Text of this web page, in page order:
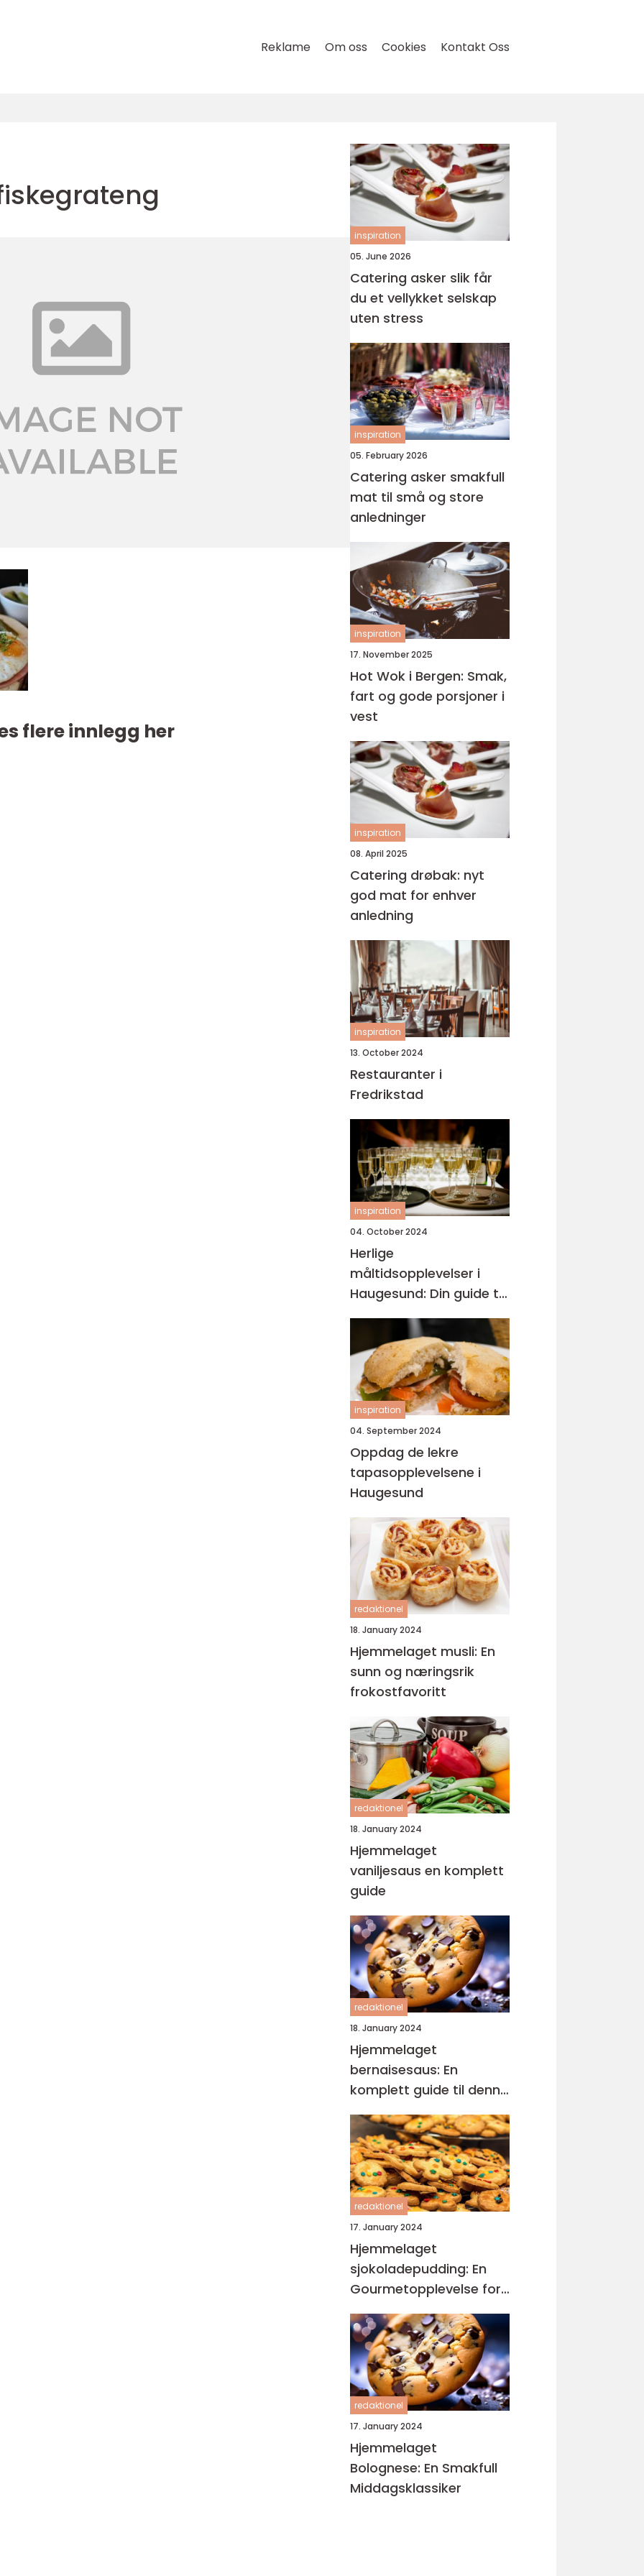
Reklame Om oss Cookies Kontakt Oss
flere innlegg her
inspiration
05. June 2026
Catering asker slik får
du et vellykket selskap
uten stress
inspiration
05. February 2026
Catering asker smakfull
mat til små og store
anledninger
inspiration
17. November 2025
Hot Wok i Bergen: Smak,
fart og gode porsjoner i
vest
inspiration
08. April 2025
Catering drøbak: nyt
god mat for enhver
anledning
inspiration
13. October 2024
Restauranter i
Fredrikstad
inspiration
04. October 2024
Herlige
måltidsopplevelser i
Haugesund: Din guide til
lokal catering
inspiration
04. September 2024
Oppdag de lekre
tapasopplevelsene i
Haugesund
redaktionel
18. January 2024
Hjemmelaget musli: En
sunn og næringsrik
frokostfavoritt
redaktionel
18. January 2024
Hjemmelaget
vaniljesaus en komplett
guide
redaktionel
18. January 2024
Hjemmelaget
bernaisesaus: En
komplett guide til denne
klassikeren
redaktionel
17. January 2024
Hjemmelaget
sjokoladepudding: En
Gourmetopplevelse for
Sjokoladeelskere
redaktionel
17. January 2024
Hjemmelaget
Bolognese: En Smakfull
Middagsklassiker